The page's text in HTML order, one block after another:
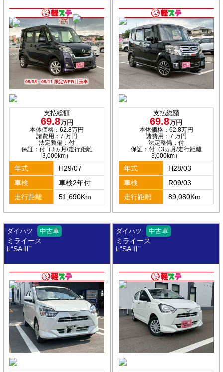
08/08～08/11 限定WEB目玉車
支払総額
69.8万円
本体価格：62.8万円
諸費用：7 万円
法定整備：付
保証：付（3ヵ月/走行距離
3,000km）
年式
H29/07
車検
車検2年付
走行距離
51,690Km
支払総額
69.8万円
本体価格：62.8万円
諸費用：7 万円
法定整備：付
保証：付（3ヵ月/走行距離
3,000km）
年式
H28/03
車検
R09/03
走行距離
89,080Km
ダイハツ 中古車
ミライース
L“SAⅢ”
ダイハツ 中古車
ミライース
L“SAⅢ”